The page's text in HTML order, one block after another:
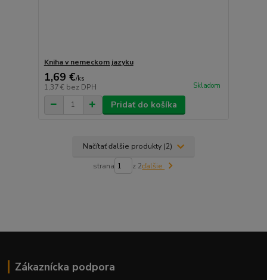
Kniha v nemeckom jazyku
1,69 €/ks
1,37 € bez DPH Skladom
Pridať do košíka
Načítať ďalšie produkty (2)
strana z 2ďalšie
Zákaznícka podpora